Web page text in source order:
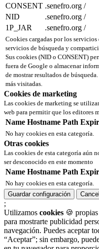
CONSENT .senefro.org /
NID
.senefro.org /
1P_JAR
.senefro.org /
Cookies cargadas por los
servicios de búsqueda y
Sus cookies (NID o CONSENT)
fuera de Google o almacenar
de mostrar resultados de
más visitadas.
Cookies de marketing
Las cookies de marketing se
web para permitir que los editores
Name Hostname Path
No hay cookies en esta categoría.
Otras cookies
Las cookies de esta categoría aún
ser desconocido en este momento
Name Hostname Path
No hay cookies en esta categoría.
Guardar configuración
;
Utilizamos cookies 🍪
para mostrarte publicidad
navegación. Puedes aceptar
“Aceptar”; sin embargo,